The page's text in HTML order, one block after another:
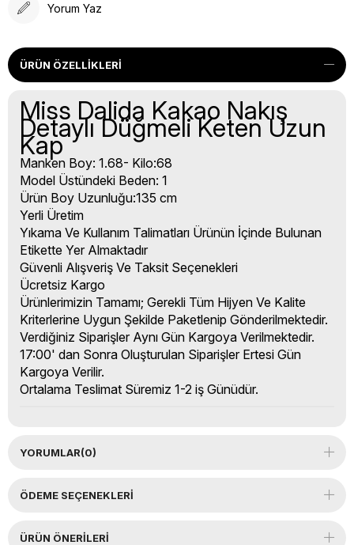
Yorum Yaz
ÜRÜN ÖZELLIKLERI
Miss Dalida Kakao Nakış
Detaylı Düğmeli Keten Uzun
Kap
Manken Boy: 1.68- Kilo:68
Model Üstündeki Beden: 1
Ürün Boy Uzunluğu:135 cm
Yerli Üretim
Yıkama Ve Kullanım Talimatları Ürünün İçinde Bulunan
Etikette Yer Almaktadır
Güvenli Alışveriş Ve Taksit Seçenekleri
Ücretsiz Kargo
Ürünlerimizin Tamamı; Gerekli Tüm Hijyen Ve Kalite
Kriterlerine Uygun Şekilde Paketlenip Gönderilmektedir.
Verdiğiniz Siparişler Aynı Gün Kargoya Verilmektedir.
17:00' dan Sonra Oluşturulan Siparişler Ertesi Gün
Kargoya Verilir.
Ortalama Teslimat Süremiz 1-2 iş Günüdür.
YORUMLAR(0)
ÖDEME SEÇENEKLERI
ÜRÜN ÖNERILERI